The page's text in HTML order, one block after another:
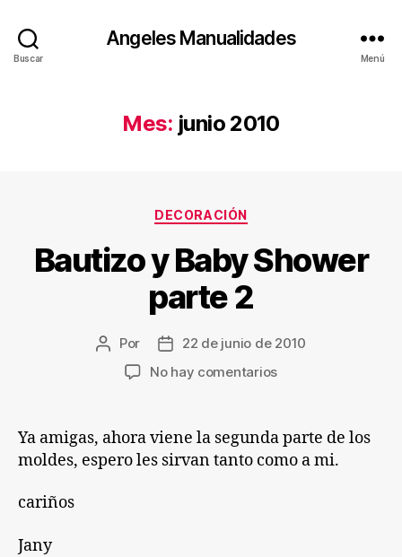
Buscar
Angeles Manualidades
Menú
Mes: junio 2010
Categorías
DECORACIÓN
Bautizo y Baby Shower
parte 2
Autor
Por
Fecha
de
22 de junio de 2010
No hay comentariosen
Shower
parte
Ya amigas, ahora viene la segunda parte de los
moldes, espero les sirvan tanto como a mi.
cariños
Jany